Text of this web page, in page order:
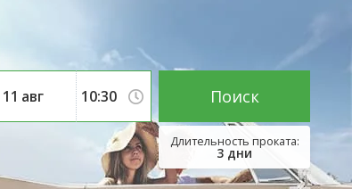
English (US)
Română
Ελληνικά
Hrvatski
العربية
3 дни
11 авг Поиск